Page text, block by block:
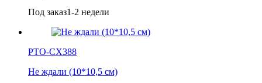
Под заказ1-2 недели
РТО-СХ388
Не ждали (10*10,5 см)